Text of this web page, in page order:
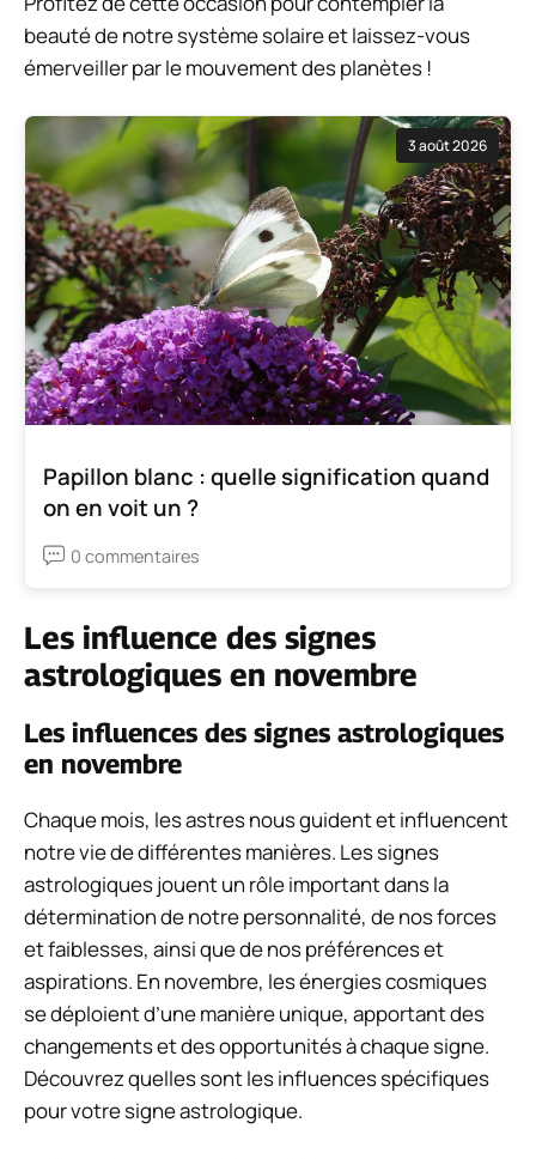
beauté de notre système solaire et laissez-vous
émerveiller par le mouvement des planètes !
3 août 2026
Papillon blanc : quelle signification quand
on en voit un ?
0 commentaires
Les influence des signes
astrologiques en novembre
Les influences des signes astrologiques
en novembre
Chaque mois, les astres nous guident et influencent
notre vie de différentes manières. Les signes
astrologiques jouent un rôle important dans la
détermination de notre personnalité, de nos forces
et faiblesses, ainsi que de nos préférences et
aspirations. En novembre, les énergies cosmiques
se déploient d’une manière unique, apportant des
changements et des opportunités à chaque signe.
Découvrez quelles sont les influences spécifiques
pour votre signe astrologique.